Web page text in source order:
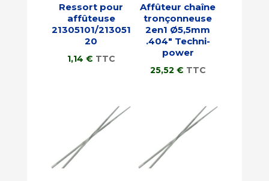
Ressort pour
affûteuse
21305101/213051
20
1,14 € TTC
Affûteur chaîne
tronçonneuse
2en1 Ø5,5mm
.404″ Techni-
power
25,52 € TTC